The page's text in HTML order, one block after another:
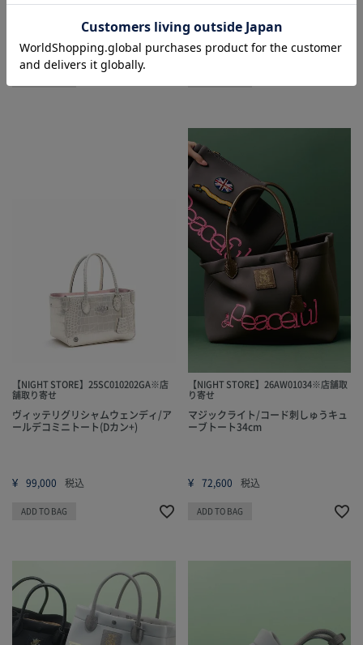
66,660 税込 ¥ 104,500 税込
【NIGHT STORE】25SC010202GA※店
舗取り寄せ
ヴィッテリグリシャムウェンディ/ア
ールデコミニトート(Dカン+)
¥ 99,000 税込
ADD TO BAG
【NIGHT STORE】26AW01034※店舗取
り寄せ
マジックライト/コード刺しゅうキュ
ーブトート34cm
¥ 72,600 税込
ADD TO BAG